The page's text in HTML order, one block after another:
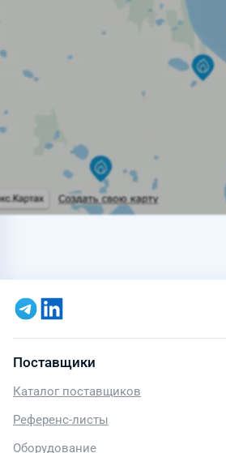
Поставщики
Каталог поставщиков
Референс-листы
Оборудование